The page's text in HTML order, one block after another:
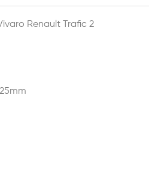
Renault Trafic 2